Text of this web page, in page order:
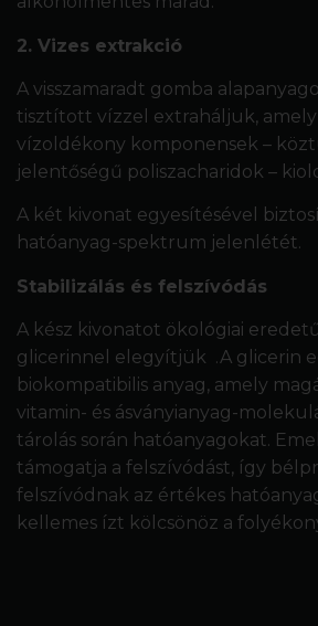
2. Vizes extrakció
A visszamaradt gomba
tisztított vízzel extraháljuk, amely
vízoldékony komponensek –
jelentőségű poliszacharidok –
A két kivonat egyesítésével
hatóanyag-spektrum jelenlétét.
Stabilizálás és felszívódás
A kész kivonatot ökológiai
glicerinnel elegyítjük .A glicerin
biokompatibilis anyag, amely
vitamin- és ásványianyag-
tárolás során hatóanyagokat.
támogatja a felszívódást, így
felszívódnak az értékes
kellemes ízt kölcsönöz a